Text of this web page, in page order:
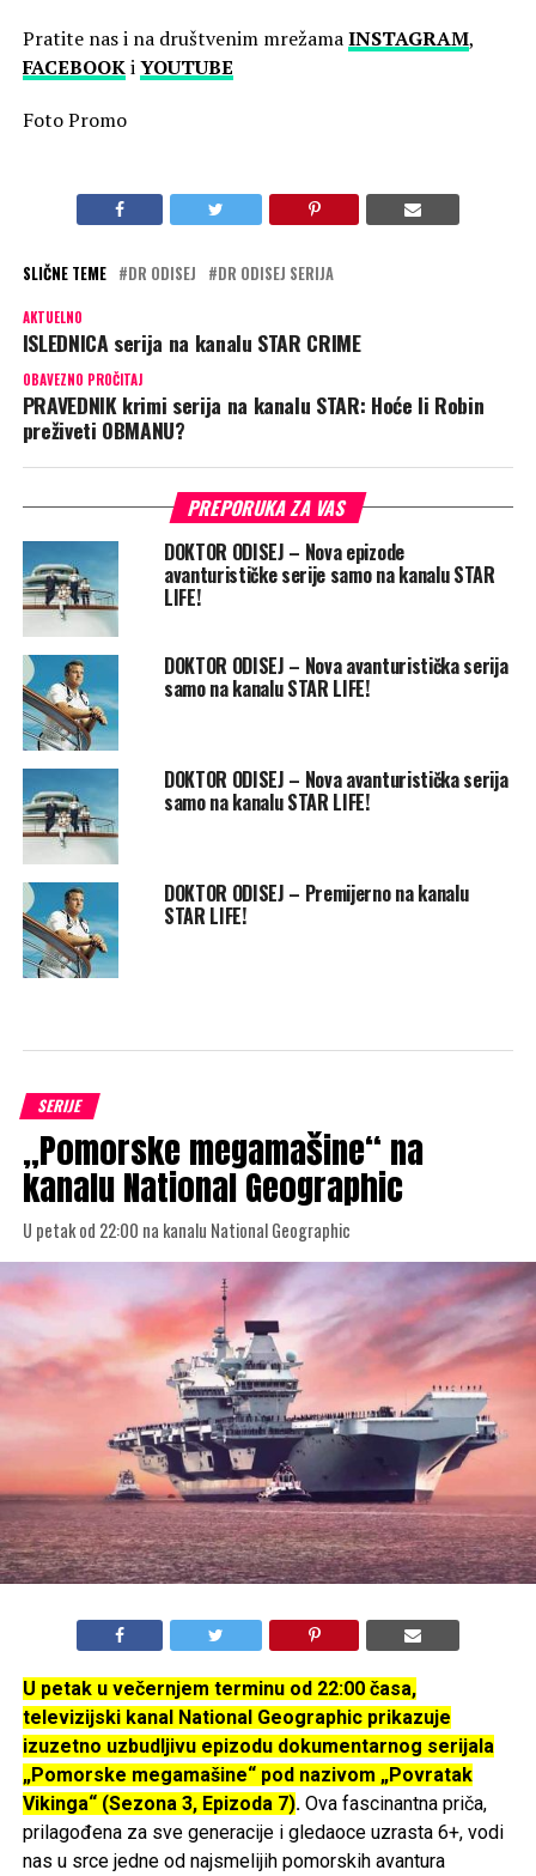
Pratite nas i na društvenim mrežamaINSTAGRAM,
FACEBOOKiYOUTUBE
Foto Promo
SLIČNE TEME DR ODISEJ DR ODISEJ SERIJA
AKTUELNO
ISLEDNICA serija na kanalu STAR CRIME
OBAVEZNO PROČITAJ
PRAVEDNIK krimi serija na kanalu STAR: Hoće li Robin
preživeti OBMANU?
PREPORUKA ZA VAS
DOKTOR ODISEJ – Nova epizode
avanturističke serije samo na kanalu STAR
LIFE!
DOKTOR ODISEJ – Nova avanturistička serija
samo na kanalu STAR LIFE!
DOKTOR ODISEJ – Nova avanturistička serija
samo na kanalu STAR LIFE!
DOKTOR ODISEJ – Premijerno na kanalu
STAR LIFE!
SERIJE
„Pomorske megamašine“ na
kanalu National Geographic
U petak od 22:00 na kanalu National Geographic
U petak u večernjem terminu od 22:00 časa,
televizijski kanal National Geographic prikazuje
izuzetno uzbudljivu epizodu dokumentarnog serijala
„Pomorske megamašine“ pod nazivom „Povratak
Vikinga“ (Sezona 3, Epizoda 7). Ova fascinantna priča,
prilagođena za sve generacije i gledaoce uzrasta 6+, vodi
nas u srce jedne od najsmelijih pomorskih avantura